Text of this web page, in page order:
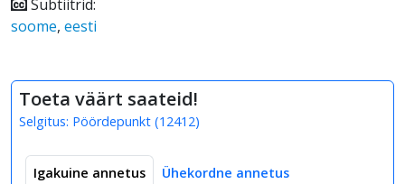
Subtiitrid:
soome, eesti
Toeta väärt saateid!
Selgitus: Pöördepunkt (12412)
Igakuine annetus Ühekordne annetus